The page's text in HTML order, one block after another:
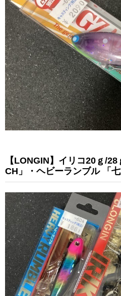
【LONGIN】イリコ20ｇ/
CH」・ヘビーランブル 「七